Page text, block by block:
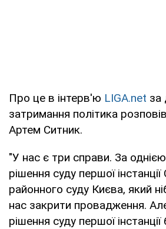
Про це в інтерв'ю LIGA.net за
затримання політика
Артем Ситник.
"У нас є три справи. За
рішення суду першої
районного суду Києва, який
нас закрити провадження.
рішення суду першої